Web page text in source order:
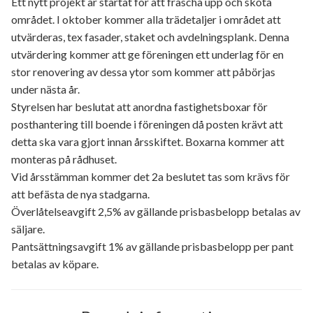
området. I oktober kommer alla trädetaljer i området att
utvärderas, tex fasader, staket och avdelningsplank. Denna
utvärdering kommer att ge föreningen ett underlag för en
stor renovering av dessa ytor som kommer att påbörjas
under nästa år.
Styrelsen har beslutat att anordna fastighetsboxar för
posthantering till boende i föreningen då posten krävt att
detta ska vara gjort innan årsskiftet. Boxarna kommer att
monteras på rådhuset.
Vid årsstämman kommer det 2a beslutet tas som krävs för
att befästa de nya stadgarna.
Överlåtelseavgift 2,5% av gällande prisbasbelopp betalas av
säljare.
Pantsättningsavgift 1% av gällande prisbasbelopp per pant
betalas av köpare.